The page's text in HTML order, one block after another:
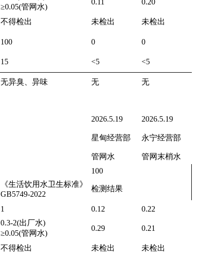
≥0.05(管网水)
不得检出 未检出 未检出
100 0 0
15 <5 <5
无异臭、异味 无 无
2026.5.19 2026.5.19
星甸经营部 永宁经营部
管网水
管网末梢水
100
《生活饮用水卫生标准》
GB5749-2022
检测结果
1 0.12 0.22
0.3-2(出厂水)
≥0.05(管网水)
0.29 0.21
不得检出 未检出 未检出